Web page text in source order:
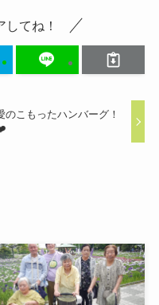
てね！
のこもったハンバーグ！